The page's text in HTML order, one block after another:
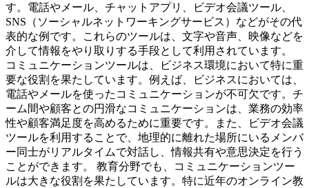
す。電話やメール、チャットアプリ、ビデオ会議ツール、
SNS（ソーシャルネットワーキングサービス）などがその代
表的な例です。これらのツールは、文字や音声、映像などを
介して情報をやり取りする手段として利用されています。
コミュニケーションツールは、ビジネス環境において特に重
要な役割を果たしています。例えば、ビジネスにおいては、
電話やメールを使ったコミュニケーションが不可欠です。チ
ーム間や顧客との円滑なコミュニケーションは、業務の効率
性や顧客満足度を高めるために重要です。また、ビデオ会議
ツールを利用することで、地理的に離れた場所にいるメンバ
ー同士がリアルタイムで対話し、情報共有や意思決定を行う
ことができます。 教育分野でも、コミュニケーションツー
ルは大きな役割を果たしています。特に近年のオンライン教